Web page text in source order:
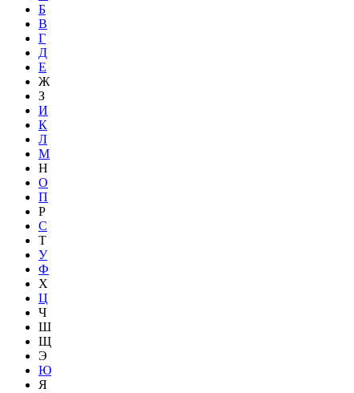
Б
В
Г
Д
Е
Ж
З
И
К
Л
М
Н
О
П
Р
С
Т
У
Ф
Х
Ц
Ч
Ш
Щ
Э
Ю
Я